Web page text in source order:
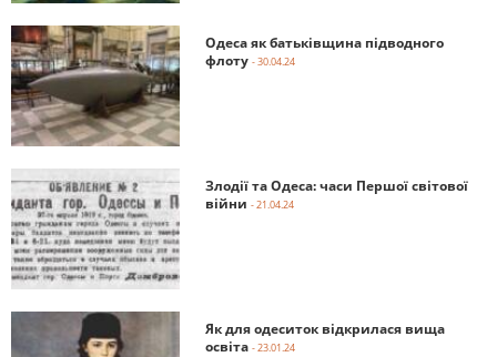
Одеса як батьківщина підводного
флоту - 30.04.24
Злодії та Одеса: часи Першої світової
війни - 21.04.24
Як для одеситок відкрилася вища
освіта - 23.01.24